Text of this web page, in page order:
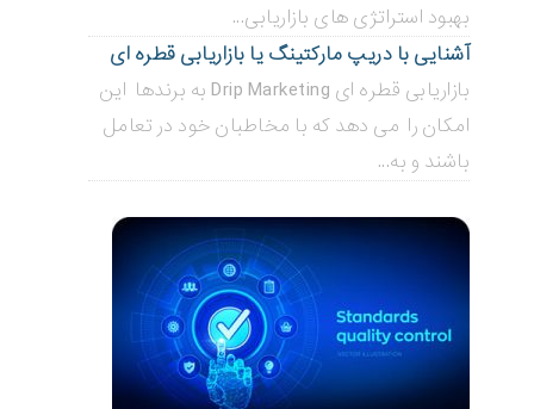
بهبود استراتژی های بازاریابی...
آشنایی با دریپ مارکتینگ یا بازاریابی قطره ای
بازاریابی قطره ای Drip Marketing به برندها این
امکان را می دهد که با مخاطبان خود در تعامل
باشند و به...